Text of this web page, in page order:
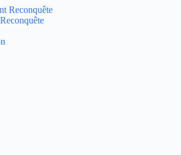
Reconquête